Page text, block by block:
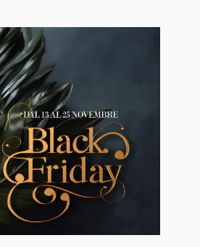
dal 13 a l 25
fino al 50% Su
ed Estetica.